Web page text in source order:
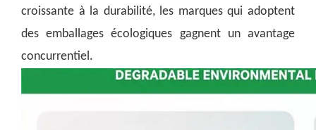
croissante à la durabilité, les marques qui adoptent
des emballages écologiques gagnent un avantage
concurrentiel.